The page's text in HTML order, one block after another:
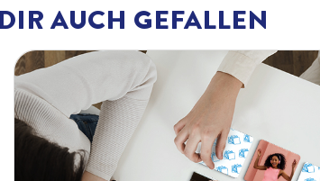
AUCH GEFALLEN